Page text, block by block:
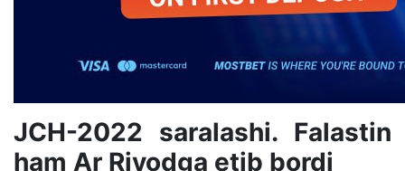
JCH-2022 saralashi. Falastin
ham Ar Riyodga etib bordi